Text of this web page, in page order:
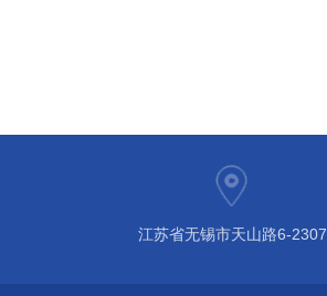
江苏省无锡市天山路6-2307